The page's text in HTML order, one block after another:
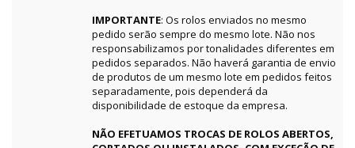
IMPORTANTE: Os rolos enviados no mesmo
pedido serão sempre do mesmo lote. Não nos
responsabilizamos por tonalidades diferentes em
pedidos separados. Não haverá garantia de envio
de produtos de um mesmo lote em pedidos feitos
separadamente, pois dependerá da
disponibilidade de estoque da empresa.
NÃO EFETUAMOS TROCAS DE ROLOS ABERTOS,